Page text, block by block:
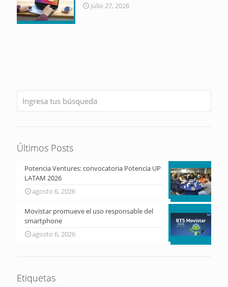
julio 27, 2026
Últimos Posts
Potencia Ventures: convocatoria Potencia UP
LATAM 2026
agosto 6, 2026
Movistar promueve el uso responsable del
smartphone
agosto 6, 2026
Etiquetas